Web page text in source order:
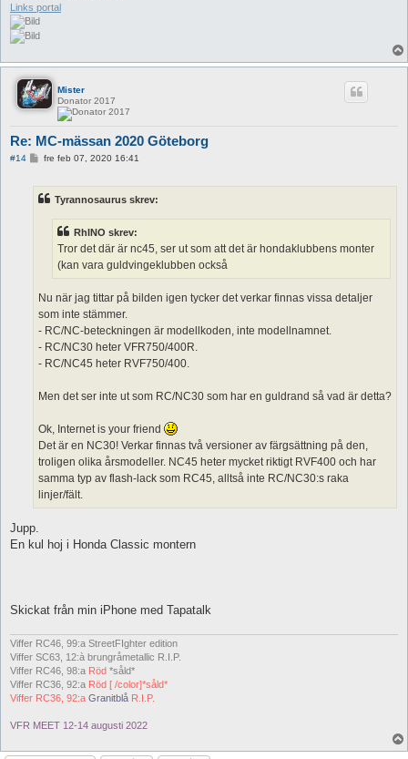
Links portal
Mister
Donator 2017
Re: MC-mässan 2020 Göteborg
#14
g
fre feb 07, 2020 16:41
Tyrannosaurus skrev:
RhINO skrev:
Tror det där är nc45, ser ut som att det är hondaklubbens monter
(kan vara guldvingeklubben också
Nu när jag tittar på bilden igen tycker det verkar finnas vissa detaljer
som inte stämmer.
- RC/NC-beteckningen är modellkoden, inte modellnamnet.
- RC/NC30 heter VFR750/400R.
- RC/NC45 heter RVF750/400.
Men det ser inte ut som RC/NC30 som har en guldrand så vad är detta?
Ok, Internet is your friend
Det är en NC30! Verkar finnas två versioner av färgsättning på den,
troligen olika årsmodeller. NC45 heter mycket riktigt RVF400 och har
samma typ av flash-lack som RC45, alltså inte RC/NC30:s raka
linjer/fält.
Jupp.
En kul hoj i Honda Classic montern
Skickat från min iPhone med Tapatalk
Viffer RC46, 99:a StreetFIghter edition
Viffer SC63, 12:à brungråmetallic R.I.P.
Viffer RC46, 98:a Röd *såld*
Viffer RC36, 92:a Röd [ /color]*såld*
Viffer RC36, 92:a Granitblå R.I.P.
VFR MEET 12-14 augusti 2022